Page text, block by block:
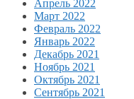
Апрель 2022
Март 2022
Февраль 2022
Январь 2022
Декабрь 2021
Ноябрь 2021
Октябрь 2021
Сентябрь 2021